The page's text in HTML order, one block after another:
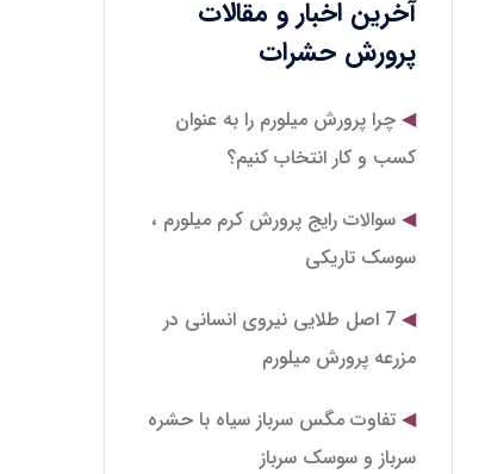
آخرین اخبار و مقالات
پرورش حشرات
چرا پرورش میلورم را به عنوان
کسب و کار انتخاب کنیم؟
سوالات رایج پرورش کرم میلورم ،
سوسک تاریکی
7 اصل طلایی نیروی انسانی در
مزرعه پرورش میلورم
تفاوت مگس سرباز سیاه با حشره
سرباز و سوسک سرباز